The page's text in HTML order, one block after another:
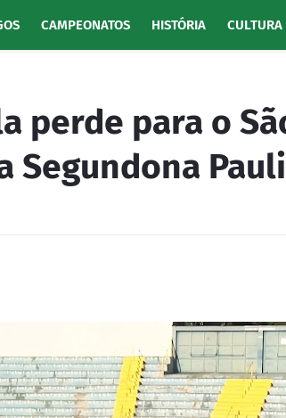
CAMPEONATOS HISTÓRIA CULTURA
perde para o
Segundona